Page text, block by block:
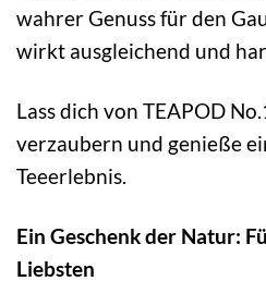
wahrer Genuss für den
wirkt ausgleichend und
Lass dich von TEAPOD
verzaubern und genieße
Teeerlebnis.
Ein Geschenk der Natur:
Liebsten